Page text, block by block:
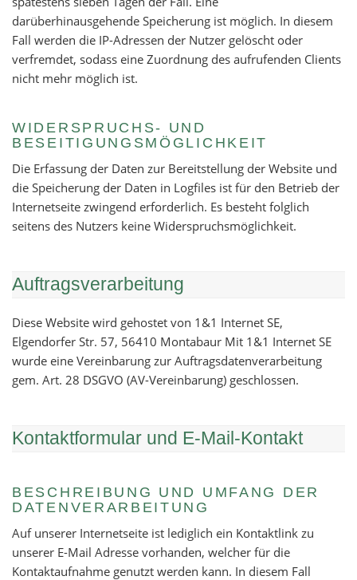
darüberhinausgehende Speicherung ist möglich. In diesem
Fall werden die IP-Adressen der Nutzer gelöscht oder
verfremdet, sodass eine Zuordnung des aufrufenden Clients
nicht mehr möglich ist.
WIDERSPRUCHS- UND
BESEITIGUNGSMÖGLICHKEIT
Die Erfassung der Daten zur Bereitstellung der Website und
die Speicherung der Daten in Logfiles ist für den Betrieb der
Internetseite zwingend erforderlich. Es besteht folglich
seitens des Nutzers keine Widerspruchsmöglichkeit.
Auftragsverarbeitung
Diese Website wird gehostet von 1&1 Internet SE,
Elgendorfer Str. 57, 56410 Montabaur Mit 1&1 Internet SE
wurde eine Vereinbarung zur Auftrags­daten­verarbeitung
gem. Art. 28 DSGVO (AV-Vereinbarung) geschlossen.
Kontaktformular und E-Mail-Kontakt
BESCHREIBUNG UND UMFANG DER
DATENVERARBEITUNG
Auf unserer Internetseite ist lediglich ein Kontaktlink zu
unserer E-Mail Adresse vorhanden, welcher für die
Kontaktaufnahme genutzt werden kann. In diesem Fall